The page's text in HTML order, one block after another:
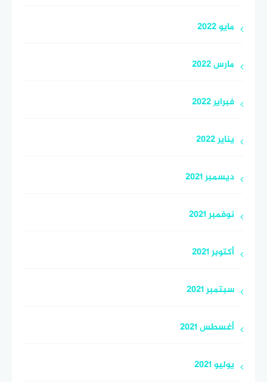
مايو 2022
مارس 2022
فبراير 2022
يناير 2022
ديسمبر 2021
نوفمبر 2021
أكتوبر 2021
سبتمبر 2021
أغسطس 2021
يوليو 2021